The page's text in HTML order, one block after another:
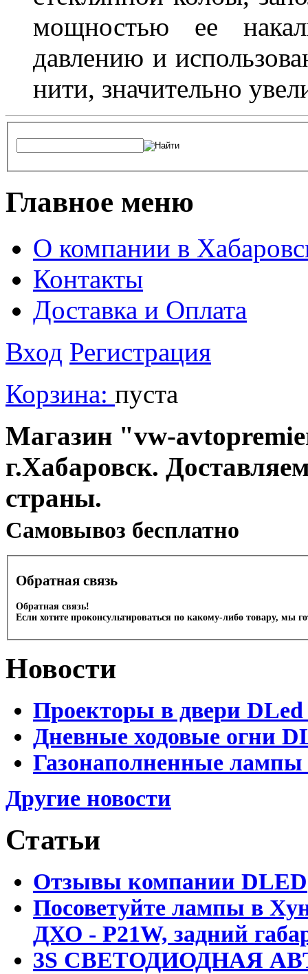
мощностью ее
давлению и
нити, значительно
Главное меню
О компании в
Контакты
Доставка и Оплата
Вход Регистрация
Корзина: пуста
Магазин "vw-
г.Хабаровск.
страны.
Cамовывоз бесплатно
Обратная связь
Обратная связь!
Если хотите проконсультироваться по какому-либо товару, мы
Новости
Проекторы в двери DLed
Дневные ходовые огни
Газонаполненные
Другие новости
Статьи
Отзывы компании DLED
Посоветуйте лампы в
ДХО - P21W, задний
3S СВЕТОДИОДНАЯ